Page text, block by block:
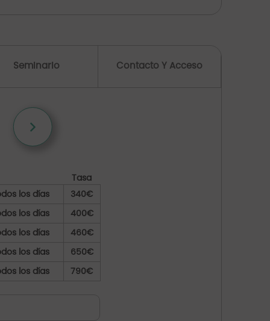
Seminario Contacto Y Acceso
Tasa
los días
340€
los días
400€
los días
460€
los días
650€
los días
790€